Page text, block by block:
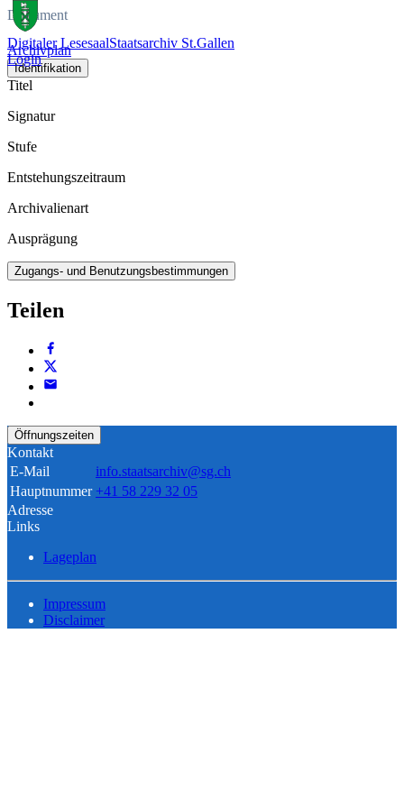
Digitaler LesesaalStaatsarchiv St.Gallen
Login
Dokument
Archivplan
Identifikation
Titel
Signatur
Stufe
Entstehungszeitraum
Archivalienart
Ausprägung
Zugangs- und Benutzungsbestimmungen
Teilen
Öffnungszeiten
Kontakt
E-Mail
info.staatsarchiv@sg.ch
Hauptnummer +41 58 229 32 05
Adresse
Links
Lageplan
Impressum
Disclaimer